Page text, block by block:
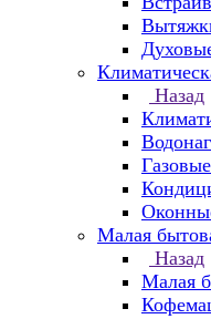
Назад
Малая
Назад
Малая